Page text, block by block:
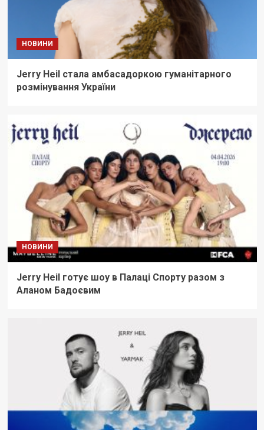
НОВИНИ
Jerry Heil стала aмбасадоркою гуманітарного
розмінування України
НОВИНИ
Jerry Heil готує шоу в Палаці Спорту разом з
Аланом Бадоєвим